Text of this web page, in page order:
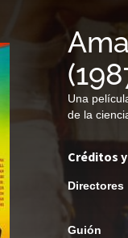
(
Una
de la
Créditos
Directores
Guión